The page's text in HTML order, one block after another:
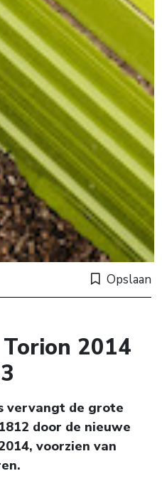
Opslaan
2014
vervangt de grote
door de nieuwe
voorzien van